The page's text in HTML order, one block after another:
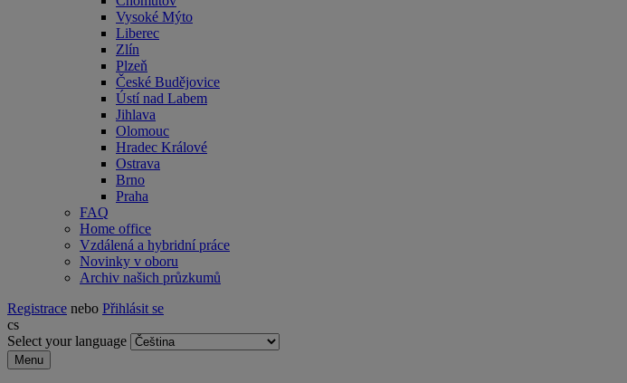
Vysoké Mýto
Liberec
Zlín
Plzeň
České Budějovice
Ústí nad Labem
Jihlava
Olomouc
Hradec Králové
Ostrava
Brno
Praha
FAQ
Home office
Vzdálená a hybridní práce
Novinky v oboru
Archiv našich průzkumů
Registrace nebo Přihlásit se
cs
Select your language
Menu